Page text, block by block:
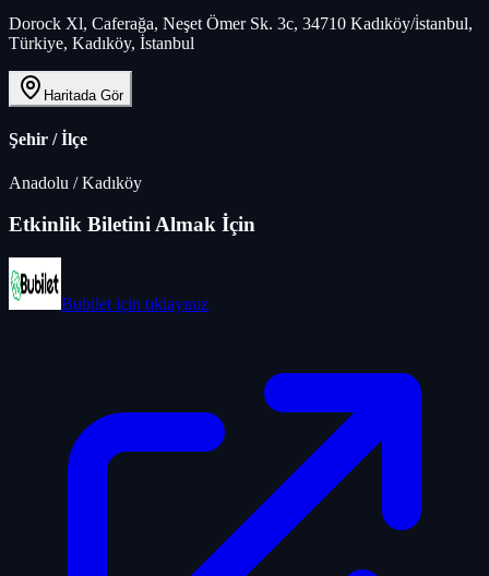
Dorock Xl, Caferağa, Neşet Ömer Sk. 3c, 34710 Kadıköy/i̇stanbul,
Türkiye, Kadıköy, İstanbul
Haritada Gör
Şehir / İlçe
Anadolu /Kadıköy
Etkinlik Biletini Almak İçin
Bubilet için tıklayınız